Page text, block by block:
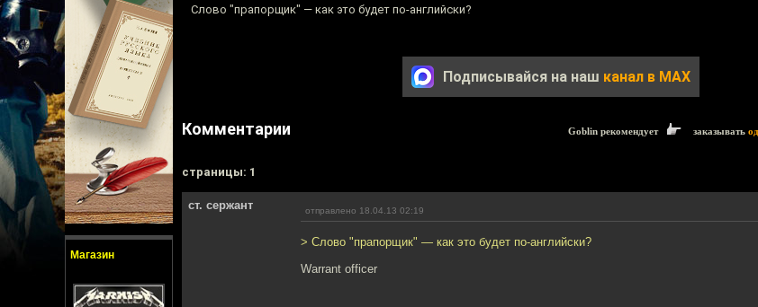
Магазин
Слово "прапорщик" — как это будет по-английски?
Подписывайся на наш канал в MAX
Комментарии Goblin рекомендует заказывать
cтраницы: 1
ст. сержант отправлено 18.04.13 02:19
> Слово "прапорщик" — как это будет по-английски?
Warrant officer